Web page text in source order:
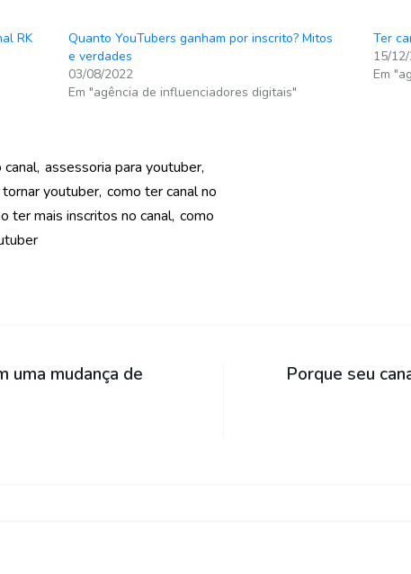
RK
Quanto YouTubers ganham por inscrito? Mitos
e verdades
03/08/2022
Em "agência de influenciadores digitais"
Ter
15/
Em
canal assessoria para youtuber
youtuber como ter canal no
ter mais inscritos no canal como
uma mudança de
Porque seu